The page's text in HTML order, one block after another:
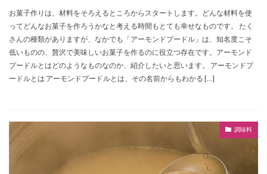
お菓子作りは、材料をそろえるところからスタートします。どんな材料を使
ってどんなお菓子を作ろうかなと考える時間もとても幸せなものです。 たく
さんの種類がありますが、なかでも「アーモンドプードル」は、知名度こそ
低いものの、贅沢で美味しいお菓子を作るのに役立つ存在です。アーモンド
プードルとはどのようなものなのか、紹介したいと思います。 アーモンドプ
ードルとは アーモンドプードルとは、その名前からもわかる […]
調味料